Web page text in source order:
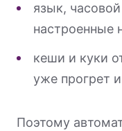
язык,
настроенные
кеши и куки
уже прогрет
Поэтому